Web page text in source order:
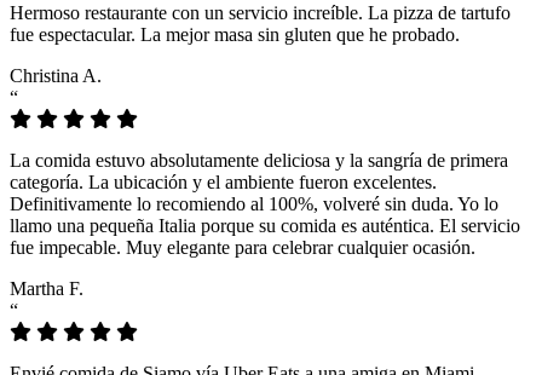
Hermoso restaurante con un servicio increíble. La pizza de tartufo
fue espectacular. La mejor masa sin gluten que he probado.
Christina A.
“
La comida estuvo absolutamente deliciosa y la sangría de primera
categoría. La ubicación y el ambiente fueron excelentes.
Definitivamente lo recomiendo al 100%, volveré sin duda. Yo lo
llamo una pequeña Italia porque su comida es auténtica. El servicio
fue impecable. Muy elegante para celebrar cualquier ocasión.
Martha F.
“